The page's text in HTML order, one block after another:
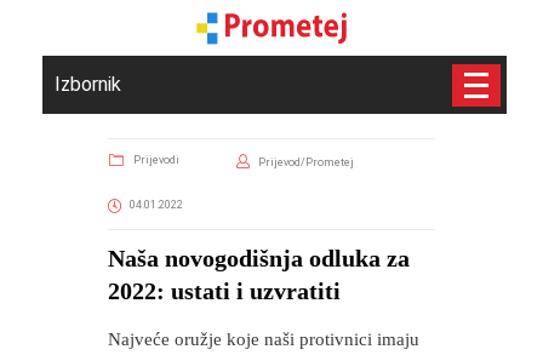
Izbornik
Prijevodi Prijevod/Prometej
04.01.2022
Naša novogodišnja odluka za
2022: ustati i uzvratiti
Najveće oružje koje naši protivnici imaju